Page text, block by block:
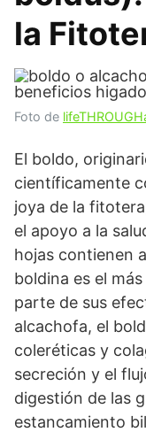
la
Foto de
El boldo,
científicamente
joya de la
el apoyo a la
hojas contienen
boldina es el
parte de sus
alcachofa, el
coleréticas y
secreción y el
digestión de las
estancamiento